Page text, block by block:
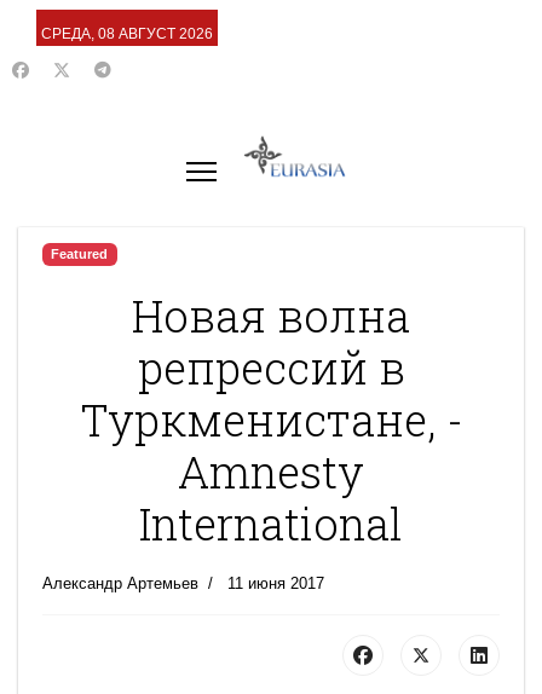
СРЕДА, 08 АВГУСТ 2026
Featured
Новая волна
репрессий в
Туркменистане, -
Amnesty
International
Александр Артемьев 11 июня 2017